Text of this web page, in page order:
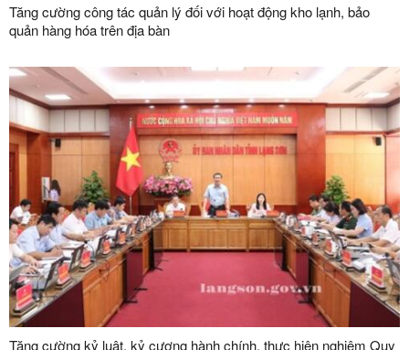
Tăng cường công tác quản lý đối với hoạt động kho lạnh, bảo
quản hàng hóa trên địa bàn
Tăng cường kỷ luật, kỷ cương hành chính, thực hiện nghiêm Quy